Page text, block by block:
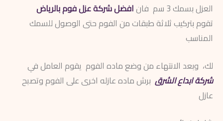
العزل بسمك 3 سم فان
افضل شركة عزل فوم بالرياض
تقوم بتركيب ثلاثة طبقات من الفوم حتى الوصول للسمك
المناسب
لك، وبعد الانتهاء من وضع ماده الفوم يقوم العامل في
شركة ابداع الشرق برش ماده عازله اخرى على الفوم وتصبح
عازل